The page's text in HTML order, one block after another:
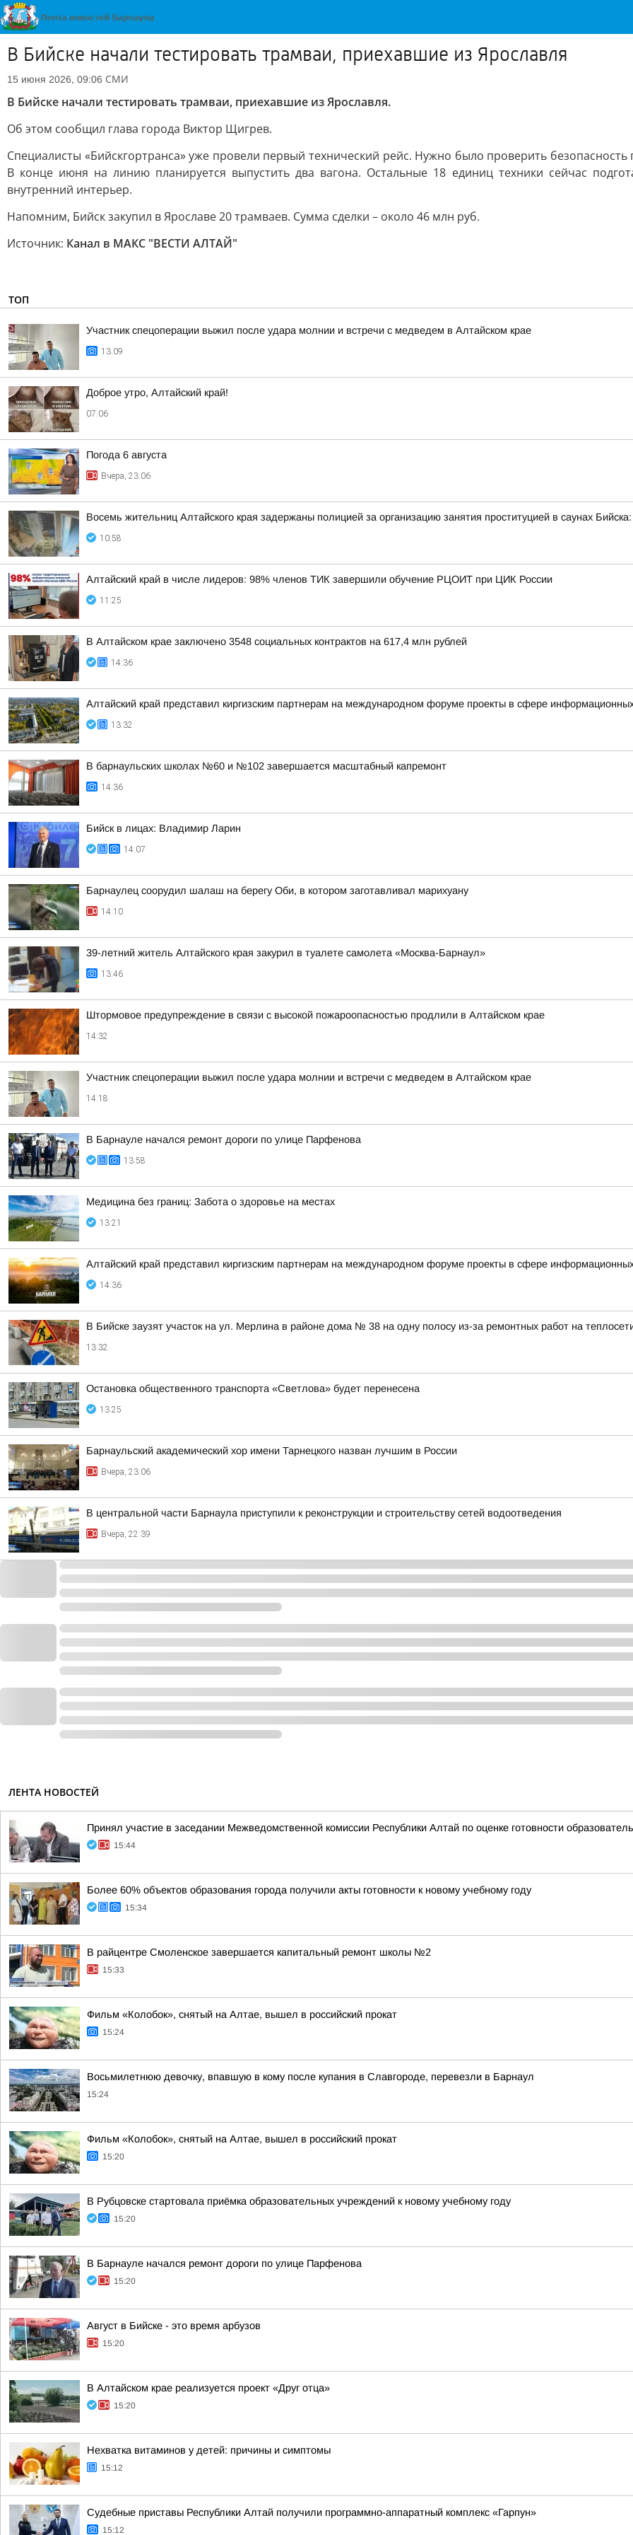
В Бийске начали тестировать трамваи, приехавшие из Ярославля
15 июня 2026, 09:06 СМИ
В Бийске начали тестировать трамваи, приехавшие из Ярославля.
Об этом сообщил глава города Виктор Щигрев.
Специалисты «Бийскгортранса» уже провели первый технический рейс. Нужно было проверить безопасность
В конце июня на линию планируется выпустить два вагона. Остальные 18 единиц техники сейчас
внутренний интерьер.
Напомним, Бийск закупил в Ярославе 20 трамваев. Сумма сделки – около 46 млн руб.
Источник: Канал в МАКС "ВЕСТИ АЛТАЙ"
ТОП
Участник спецоперации выжил после удара молнии и встречи с медведем в Алтайском крае
13:09
Доброе утро, Алтайский край!
07:06
Погода 6 августа
Вчера, 23:06
Восемь жительниц Алтайского края задержаны полицией за организацию занятия проституцией в саунах
10:58
Алтайский край в числе лидеров: 98% членов ТИК завершили обучение РЦОИТ при ЦИК России
11:25
В Алтайском крае заключено 3548 социальных контрактов на 617,4 млн рублей
14:36
Алтайский край представил киргизским партнерам на международном форуме проекты в сфере
13:32
В барнаульских школах №60 и №102 завершается масштабный капремонт
14:36
Бийск в лицах: Владимир Ларин
14:07
Барнаулец соорудил шалаш на берегу Оби, в котором заготавливал марихуану
14:10
39-летний житель Алтайского края закурил в туалете самолета «Москва-Барнаул»
13:46
Штормовое предупреждение в связи с высокой пожароопасностью продлили в Алтайском крае
14:32
Участник спецоперации выжил после удара молнии и встречи с медведем в Алтайском крае
14:18
В Барнауле начался ремонт дороги по улице Парфенова
13:58
Медицина без границ: Забота о здоровье на местах
13:21
Алтайский край представил киргизским партнерам на международном форуме проекты в сфере
14:36
В Бийске заузят участок на ул. Мерлина в районе дома № 38 на одну полосу из-за ремонтных работ на
13:32
Остановка общественного транспорта «Светлова» будет перенесена
13:25
Барнаульский академический хор имени Тарнецкого назван лучшим в России
Вчера, 23:06
В центральной части Барнаула приступили к реконструкции и строительству сетей водоотведения
Вчера, 22:39
ЛЕНТА НОВОСТЕЙ
Принял участие в заседании Межведомственной комиссии Республики Алтай по оценке готовности
15:44
Более 60% объектов образования города получили акты готовности к новому учебному году
15:34
В райцентре Смоленское завершается капитальный ремонт школы №2
15:33
Фильм «Колобок», снятый на Алтае, вышел в российский прокат
15:24
Восьмилетнюю девочку, впавшую в кому после купания в Славгороде, перевезли в Барнаул
15:24
Фильм «Колобок», снятый на Алтае, вышел в российский прокат
15:20
В Рубцовске стартовала приёмка образовательных учреждений к новому учебному году
15:20
В Барнауле начался ремонт дороги по улице Парфенова
15:20
Август в Бийске - это время арбузов
15:20
В Алтайском крае реализуется проект «Друг отца»
15:20
Нехватка витаминов у детей: причины и симптомы
15:12
Судебные приставы Республики Алтай получили программно-аппаратный комплекс «Гарпун»
15:12